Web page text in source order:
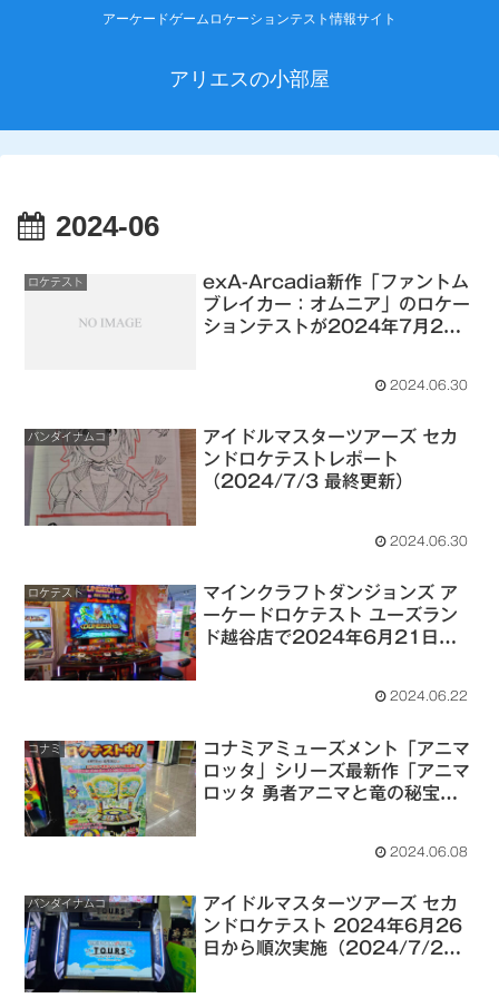
アーケードゲームロケーションテスト情報サイト
アリエスの小部屋
2024-06
ロケテスト
exA-Arcadia新作「ファントム
ブレイカー：オムニア」のロケー
ションテストが2024年7月2日
2024.06.30
バンダイナムコ
アイドルマスターツアーズ セカ
ンドロケテストレポート
（2024/7/3 最終更新）
2024.06.30
ロケテスト
マインクラフトダンジョンズ ア
ーケードロケテスト ユーズラン
ド越谷店で2024年6月21日～6
2024.06.22
コナミ
コナミアミューズメント「アニマ
ロッタ」シリーズ最新作「アニマ
ロッタ 勇者アニマと竜の秘宝」
告知）
2024.06.08
バンダイナムコ
アイドルマスターツアーズ セカ
ンドロケテスト 2024年6月26
日から順次実施（2024/7/25